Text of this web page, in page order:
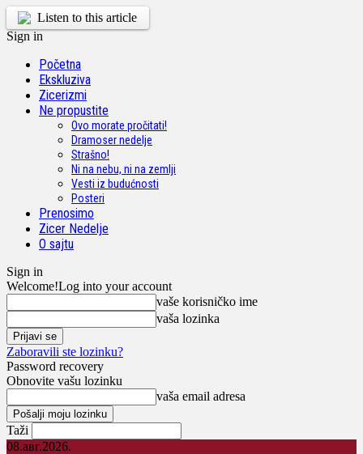
Listen to this article
Sign in
Početna
Ekskluziva
Zicerizmi
Ne propustite
Ovo morate pročitati!
Dramoser nedelje
Strašno!
Ni na nebu, ni na zemlji
Vesti iz budućnosti
Posteri
Prenosimo
Zicer Nedelje
O sajtu
Sign in
Welcome!Log into your account
vaše korisničko ime
vaša lozinka
Zaboravili ste lozinku?
Password recovery
Obnovite vašu lozinku
vaša email adresa
Taži
08.авг.2026.